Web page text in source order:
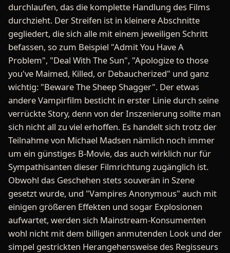
durchlaufen, das die komplette Handlung des Films
durchzieht. Der Streifen ist in kleinere Abschnitte
gegliedert, die sich alle mit einem jeweiligen Schritt
befassen, so zum Beispiel "Admit You Have A
Problem", "Deal With The Sun", "Apologize to those
you've Maimed, Killed, or Debaucherized" und ganz
wichtig: "Beware The Sheep Shagger". Der etwas
andere Vampirfilm besticht in erster Linie durch seine
verrückte Story, denn von der Inszenierung sollte man
sich nicht all zu viel erhoffen. Es handelt sich trotz der
Teilnahme von Michael Madsen nämlich noch immer
um ein günstiges B-Movie, das auch wirklich nur für
Sympathisanten dieser Filmrichtung zugänglich ist.
Obwohl das Geschehen stets souverän in Szene
gesetzt wurde, und "Vampires Anonymous" auch mit
einigen größeren Effekten und sogar Explosionen
aufwartet, werden sich Mainstream-Konsumenten
wohl nicht mit dem billigen anmutenden Look und der
simpel gestrickten Herangehensweise des Regisseurs